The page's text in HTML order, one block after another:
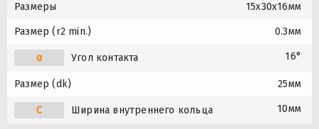
Размеры 15x30x16мм
Размер (r2 min.) 0.3мм
α Угол контакта 16°
Размер (dk) 25мм
C Ширина внутреннего кольца 10мм